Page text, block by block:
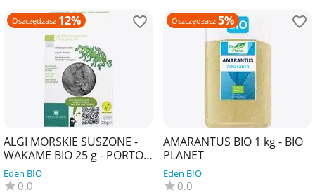
Oszczędzasz 12%
ALGI MORSKIE SUSZONE -
WAKAME BIO 25 g - PORTO
MUINOS
Eden BIO
0.0
Oszczędzasz 5%
AMARANTUS BIO 1 kg - BIO
PLANET
Eden BIO
0.0